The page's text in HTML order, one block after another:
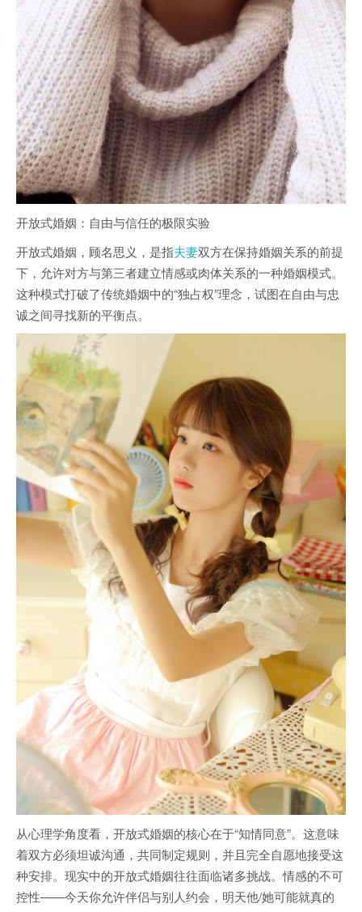
开放式婚姻：自由与信任的极限实验
开放式婚姻，顾名思义，是指夫妻双方在保持婚姻关系的前提
下，允许对方与第三者建立情感或肉体关系的一种婚姻模式。
这种模式打破了传统婚姻中的“独占权”理念，试图在自由与忠
诚之间寻找新的平衡点。
从心理学角度看，开放式婚姻的核心在于“知情同意”。这意味
着双方必须坦诚沟通，共同制定规则，并且完全自愿地接受这
种安排。现实中的开放式婚姻往往面临诸多挑战。情感的不可
控性——今天你允许伴侣与别人约会，明天他/她可能就真的